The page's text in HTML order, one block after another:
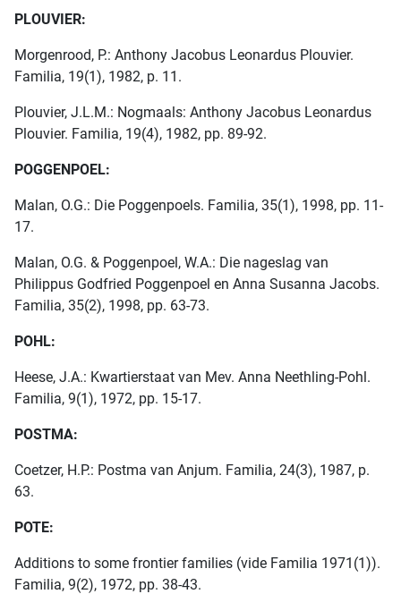
PLOUVIER:
Morgenrood, P.: Anthony Jacobus Leonardus Plouvier.
Familia, 19(1), 1982, p. 11.
Plouvier, J.L.M.: Nogmaals: Anthony Jacobus Leonardus
Plouvier. Familia, 19(4), 1982, pp. 89-92.
POGGENPOEL:
Malan, O.G.: Die Poggenpoels. Familia, 35(1), 1998, pp. 11-
17.
Malan, O.G. & Poggenpoel, W.A.: Die nageslag van
Philippus Godfried Poggenpoel en Anna Susanna Jacobs.
Familia, 35(2), 1998, pp. 63-73.
POHL:
Heese, J.A.: Kwartierstaat van Mev. Anna Neethling-Pohl.
Familia, 9(1), 1972, pp. 15-17.
POSTMA:
Coetzer, H.P.: Postma van Anjum. Familia, 24(3), 1987, p.
63.
POTE:
Additions to some frontier families (vide Familia 1971(1)).
Familia, 9(2), 1972, pp. 38-43.